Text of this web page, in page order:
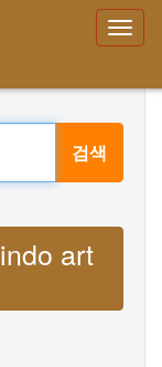
검색
art